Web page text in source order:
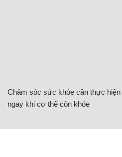
Chăm sóc sức khỏe cần thực hiện
ngay khi cơ thể còn khỏe